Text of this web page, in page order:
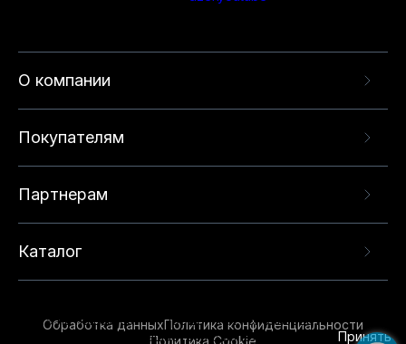
О компании
Покупателям
Партнерам
Каталог
Обработка данныхПолитика конфиденциальности
Политика Cookie
опыта на нашем сайте. Продолжая использовать
данный сайт, вы соглашаетесь с использованием
Принять